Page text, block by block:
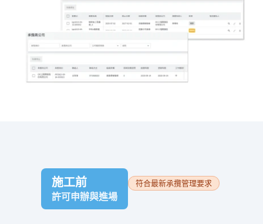
施工前
許可申辦與進場
符合最新承攬管理要求